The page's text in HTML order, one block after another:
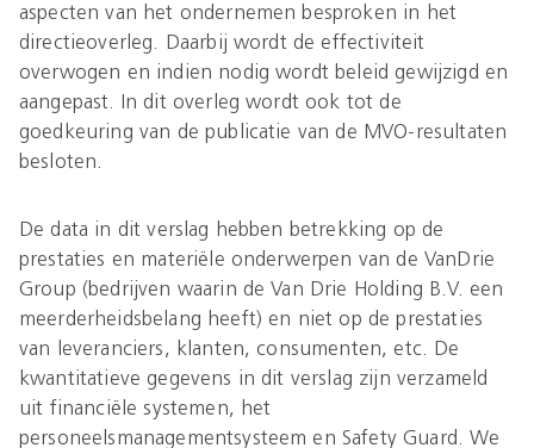
aspecten van het ondernemen besproken in het
directieoverleg. Daarbij wordt de effectiviteit
overwogen en indien nodig wordt beleid gewijzigd en
aangepast. In dit overleg wordt ook tot de
goedkeuring van de publicatie van de MVO-resultaten
besloten.
De data in dit verslag hebben betrekking op de
prestaties en materiële onderwerpen van de VanDrie
Group (bedrijven waarin de Van Drie Holding B.V. een
meerderheidsbelang heeft) en niet op de prestaties
van leveranciers, klanten, consumenten, etc. De
kwantitatieve gegevens in dit verslag zijn verzameld
uit financiële systemen, het
personeelsmanagementsysteem en Safety Guard. We